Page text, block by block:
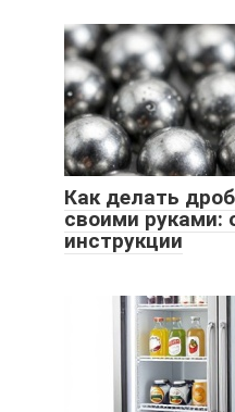
Как делать
своими руками:
инструкции